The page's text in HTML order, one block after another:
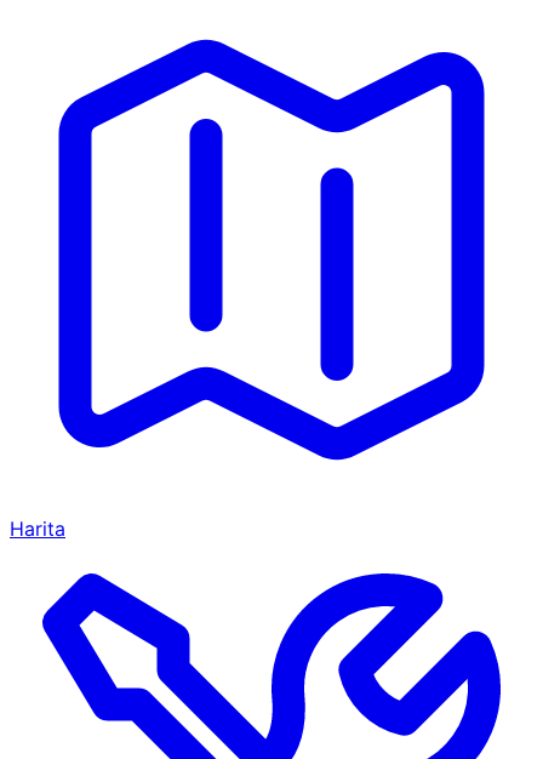
Harita